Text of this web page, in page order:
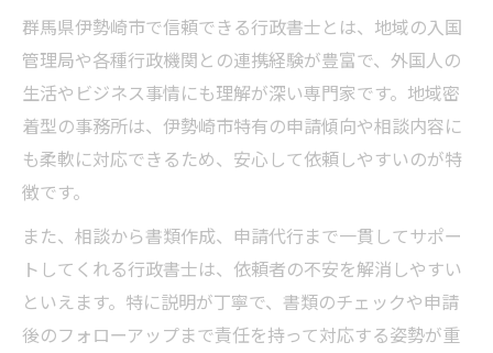
群馬県伊勢崎市で信頼できる行政書士とは、地域の入国
管理局や各種行政機関との連携経験が豊富で、外国人の
生活やビジネス事情にも理解が深い専門家です。地域密
着型の事務所は、伊勢崎市特有の申請傾向や相談内容に
も柔軟に対応できるため、安心して依頼しやすいのが特
徴です。
また、相談から書類作成、申請代行まで一貫してサポー
トしてくれる行政書士は、依頼者の不安を解消しやすい
といえます。特に説明が丁寧で、書類のチェックや申請
後のフォローアップまで責任を持って対応する姿勢が重